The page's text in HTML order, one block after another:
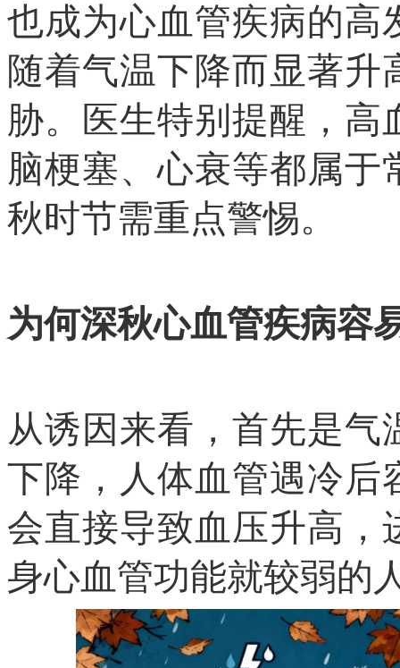
也成为心血管疾病的高
随着气温下降而显著
胁。医生特别提醒，高
脑梗塞、心衰等都属于
秋时节需重点警惕。
为何深秋心血管疾病容
从诱因来看，首先是气
下降，人体血管遇冷后
会直接导致血压升高，
身心血管功能就较弱的